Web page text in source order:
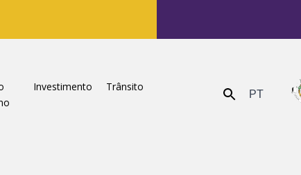
Investimento
Trânsito
Enviar PT